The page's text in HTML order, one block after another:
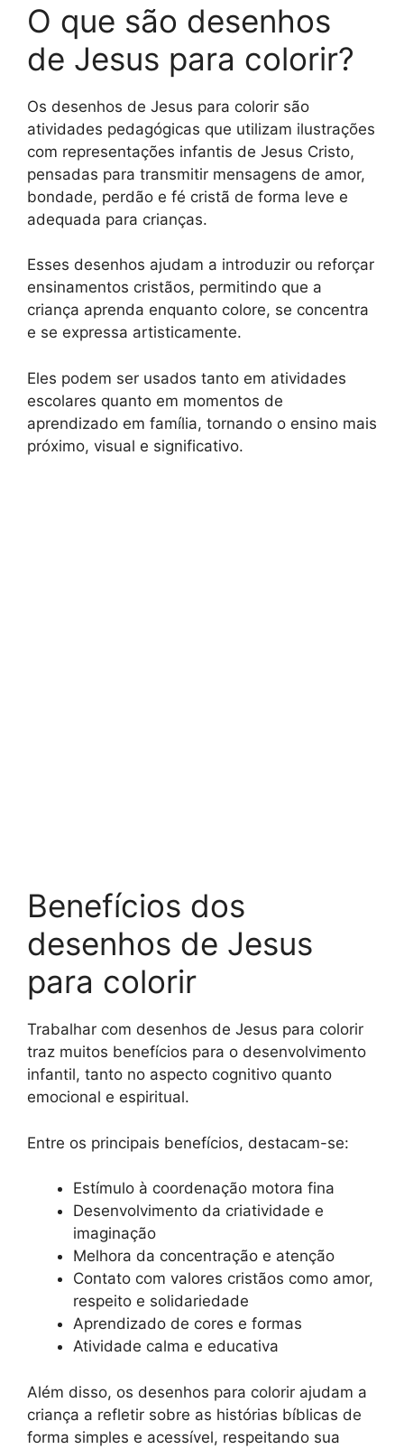
O que são desenhos
de Jesus para colorir?
Os desenhos de Jesus para colorir são
atividades pedagógicas que utilizam ilustrações
com representações infantis de Jesus Cristo,
pensadas para transmitir mensagens de amor,
bondade, perdão e fé cristã de forma leve e
adequada para crianças.
Esses desenhos ajudam a introduzir ou reforçar
ensinamentos cristãos, permitindo que a
criança aprenda enquanto colore, se concentra
e se expressa artisticamente.
Eles podem ser usados tanto em atividades
escolares quanto em momentos de
aprendizado em família, tornando o ensino mais
próximo, visual e significativo.
Benefícios dos
desenhos de Jesus
para colorir
Trabalhar com desenhos de Jesus para colorir
traz muitos benefícios para o desenvolvimento
infantil, tanto no aspecto cognitivo quanto
emocional e espiritual.
Entre os principais benefícios, destacam-se:
Estímulo à coordenação motora fina
Desenvolvimento da criatividade e
imaginação
Melhora da concentração e atenção
Contato com valores cristãos como amor,
respeito e solidariedade
Aprendizado de cores e formas
Atividade calma e educativa
Além disso, os desenhos para colorir ajudam a
criança a refletir sobre as histórias bíblicas de
forma simples e acessível, respeitando sua